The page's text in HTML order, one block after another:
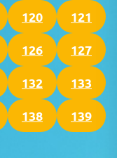
120 121
126 127
132 133
138 139